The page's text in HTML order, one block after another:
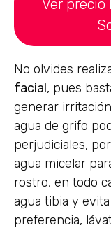
Ver precio
No olvides
facial, pues
generar
agua de grifo
perjudiciales,
agua micelar
rostro, en todo
agua tibia y
preferencia,